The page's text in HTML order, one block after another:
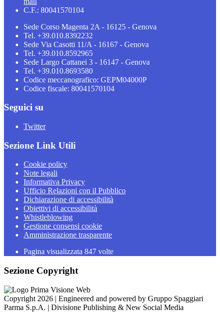
C.F.: 80041570104
Sede Corso Magenta 2A - 16125 - Genova
Tel. +39.010.8392232
Sede Via Casotti 11/A - 16167 - Genova
Tel. +39.010.8592965
Sede Largo Cattanei 3 - 16147 - Genova
Tel. +39.010.8693580
Codice meccanografico: GEPM04000P
Codice fiscale: 80041570104
Seguici su
Twitter
Sezione Link Utili
Cookie policy
Note legali
Informativa Privacy
Ufficio Relazioni con il Pubblico
Dichiarazione di accessibilità
Obiettivi di accessibilità
Whistleblowing
Gestione consensi cookie
Amministrazione trasparente
Pagina visualizzata 847 volte
Sezione Copyright
Copyright 2026 | Engineered and powered by Gruppo Spaggiari
Parma S.p.A. | Divisione Publishing & New Social Media